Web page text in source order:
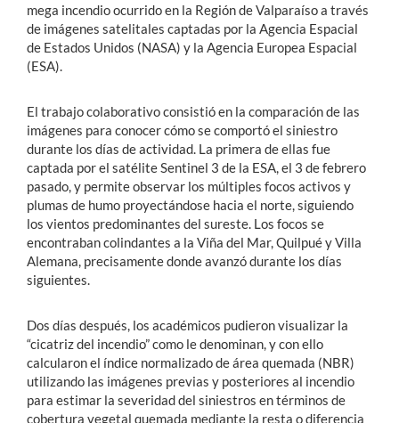
mega incendio ocurrido en la Región de Valparaíso a través
de imágenes satelitales captadas por la Agencia Espacial
de Estados Unidos (NASA) y la Agencia Europea Espacial
(ESA).
El trabajo colaborativo consistió en la comparación de las
imágenes para conocer cómo se comportó el siniestro
durante los días de actividad. La primera de ellas fue
captada por el satélite Sentinel 3 de la ESA, el 3 de febrero
pasado, y permite observar los múltiples focos activos y
plumas de humo proyectándose hacia el norte, siguiendo
los vientos predominantes del sureste. Los focos se
encontraban colindantes a la Viña del Mar, Quilpué y Villa
Alemana, precisamente donde avanzó durante los días
siguientes.
Dos días después, los académicos pudieron visualizar la
“cicatriz del incendio” como le denominan, y con ello
calcularon el índice normalizado de área quemada (NBR)
utilizando las imágenes previas y posteriores al incendio
para estimar la severidad del siniestros en términos de
cobertura vegetal quemada mediante la resta o diferencia